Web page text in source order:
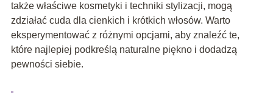
także właściwe kosmetyki i techniki stylizacji, mogą
zdziałać cuda dla cienkich i krótkich włosów. Warto
eksperymentować z różnymi opcjami, aby znaleźć te,
które najlepiej podkreślą naturalne piękno i dodadzą
pewności siebie.